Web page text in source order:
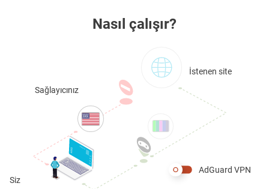
Nasıl çalışır?
Sağlayıcınız
Siz
İstenen site
AdGuard VPN